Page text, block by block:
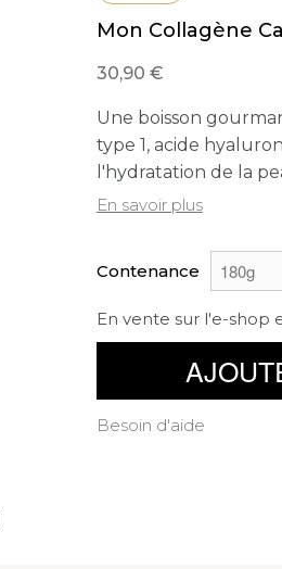
Mon Collagène
30,90
Une boisson
type 1, acide
l'hydratation de la
En savoir plus
Contenance
En vente sur l'e-shop
Besoin d'aide